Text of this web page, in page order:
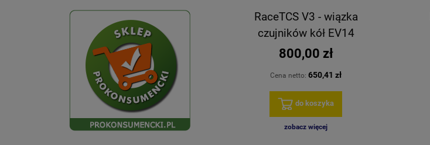
RaceTCS V3 - wiązka
czujników kół EV14
800,00 zł
Cena netto: 650,41 zł
do koszyka
zobacz więcej